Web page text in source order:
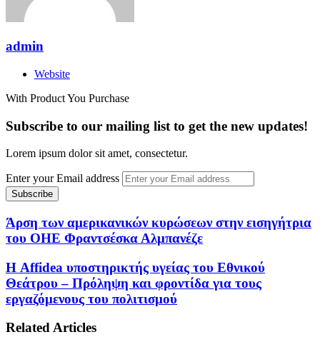
admin
Website
With Product You Purchase
Subscribe to our mailing list to get the new updates!
Lorem ipsum dolor sit amet, consectetur.
Enter your Email address
Άρση των αμερικανικών κυρώσεων στην εισηγήτρια
του ΟΗΕ Φραντσέσκα Αλμπανέζε
Η Affidea υποστηρικτής υγείας του Εθνικού
Θεάτρου – Πρόληψη και φροντίδα για τους
εργαζόμενους του πολιτισμού
Related Articles